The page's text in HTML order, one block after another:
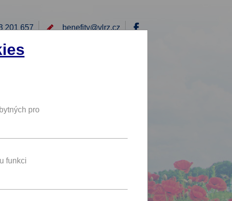
201 657 benefity@vlrz.cz
pro
funkci